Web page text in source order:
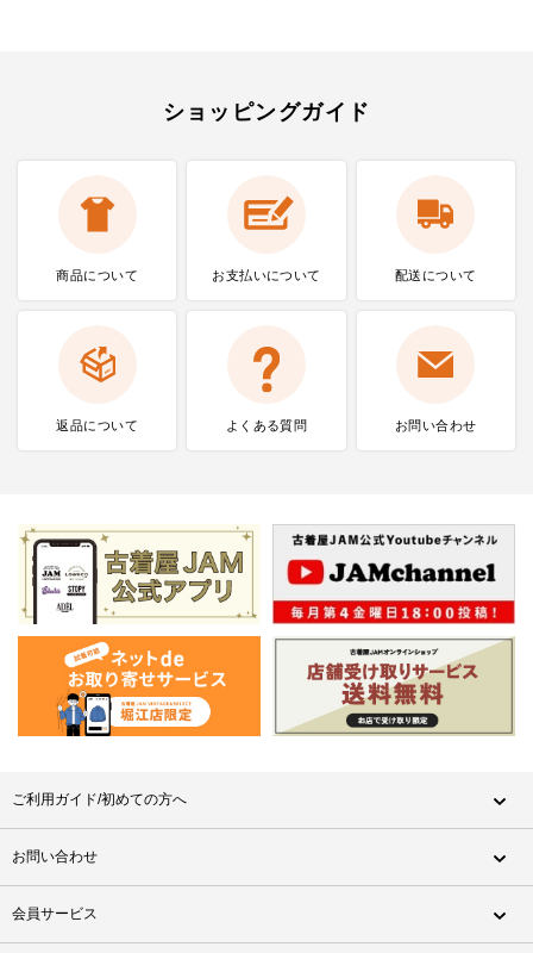
ショッピングガイド
商品について お支払いについて 配送について
返品について よくある質問 お問い合わせ
ご利用ガイド/初めての方へ
お問い合わせ
会員サービス